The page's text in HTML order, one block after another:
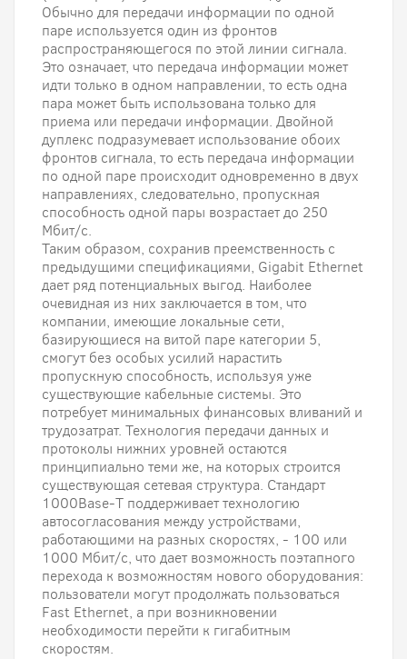
Обычно для передачи информации по одной
паре используется один из фронтов
распространяющегося по этой линии сигнала.
Это означает, что передача информации может
идти только в одном направлении, то есть одна
пара может быть использована только для
приема или передачи информации. Двойной
дуплекс подразумевает использование обоих
фронтов сигнала, то есть передача информации
по одной паре происходит одновременно в двух
направлениях, следовательно, пропускная
способность одной пары возрастает до 250
Мбит/с.
Таким образом, сохранив преемственность с
предыдущими спецификациями, Gigabit Ethernet
дает ряд потенциальных выгод. Наиболее
очевидная из них заключается в том, что
компании, имеющие локальные сети,
базирующиеся на витой паре категории 5,
смогут без особых усилий нарастить
пропускную способность, используя уже
существующие кабельные системы. Это
потребует минимальных финансовых вливаний и
трудозатрат. Технология передачи данных и
протоколы нижних уровней остаются
принципиально теми же, на которых строится
существующая сетевая структура. Стандарт
1000Base-T поддерживает технологию
автосогласования между устройствами,
работающими на разных скоростях, - 100 или
1000 Мбит/с, что дает возможность поэтапного
перехода к возможностям нового оборудования:
пользователи могут продолжать пользоваться
Fast Ethernet, а при возникновении
необходимости перейти к гигабитным
скоростям.